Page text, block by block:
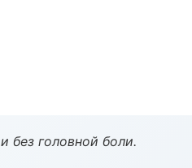
без головной боли.